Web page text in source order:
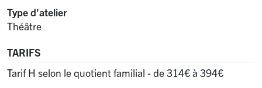
Type d'atelier
Théâtre
TARIFS
Tarif H selon le quotient familial - de 314€ à 394€